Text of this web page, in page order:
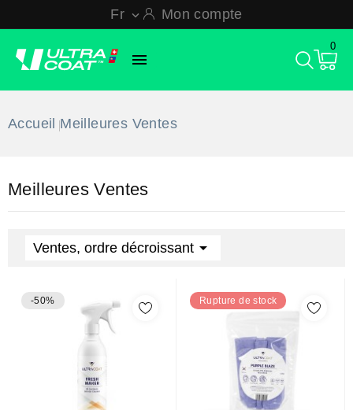
Fr  Mon compte

0
Accueil Meilleures Ventes
Meilleures Ventes
Ventes, ordre décroissant 
-50% Rupture de stock